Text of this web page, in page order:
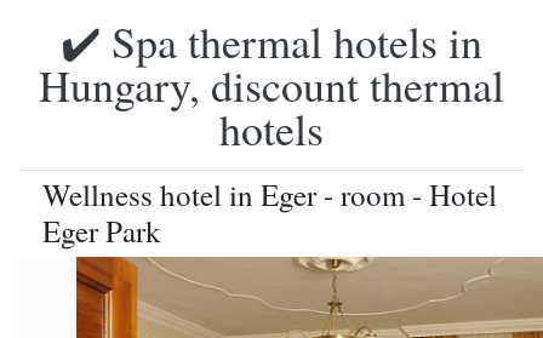
✔️ Spa thermal hotels in
Hungary, discount thermal
hotels
Wellness hotel in Eger - room - Hotel
Eger Park